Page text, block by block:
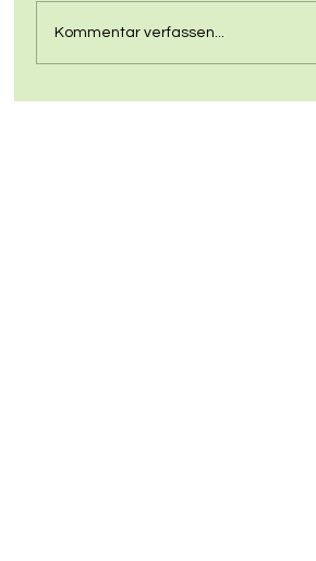
Pumptrack wird Wirklichkeit
Kommentar verfassen...